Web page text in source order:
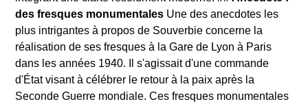
des fresques monumentales Une des anecdotes les
plus intrigantes à propos de Souverbie concerne la
réalisation de ses fresques à la Gare de Lyon à Paris
dans les années 1940. Il s'agissait d'une commande
d'État visant à célébrer le retour à la paix après la
Seconde Guerre mondiale. Ces fresques monumentales